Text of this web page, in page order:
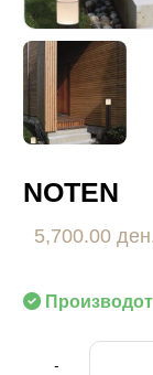
NOTEN
5,700.00
-